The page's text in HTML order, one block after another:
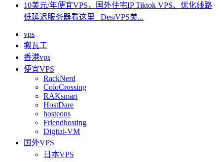
10美元/年便宜VPS，国外住宅IP Tiktok VPS、优化线路
低延迟服务器看这里 DesiVPS美...
vps
搬瓦工
香港vps
便宜VPS
RackNerd
ColoCrossing
RAKsmart
HostDare
hosteons
Friendhosting
Digital-VM
国外VPS
日本VPS